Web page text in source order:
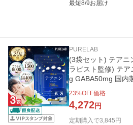
最短8/9お届け
PURELAB
(3袋セット) テアニ
ラピスト監修) テ
g GABA50mg 国内
23%OFF価格
4,272円
定期購入で3,845円